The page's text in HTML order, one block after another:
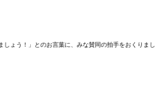
ょう！」とのお言葉に、みな賛同の拍手をおくりまし